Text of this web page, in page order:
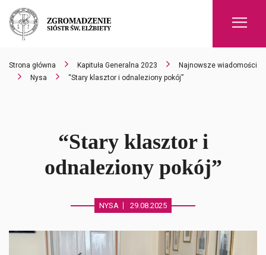
Strona główna Kapituła Generalna 2023
Najnowsze wiadomości
Nysa
“Stary klasztor i odnaleziony pokój”
“Stary klasztor i
odnaleziony pokój”
NYSA 29.08.2025